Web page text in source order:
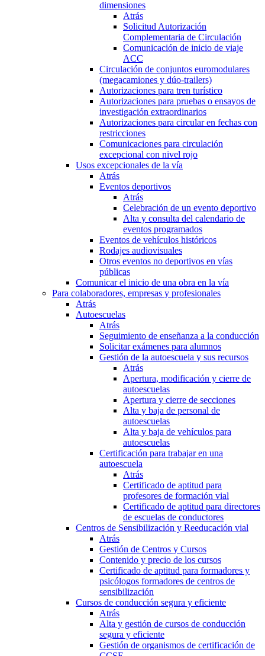
dimensiones
Atrás
Solicitud Autorización
Complementaria de Circulación
Comunicación de inicio de viaje
ACC
Circulación de conjuntos euromodulares
(megacamiones y dúo-trailers)
Autorizaciones para tren turístico
Autorizaciones para pruebas o ensayos de
investigación extraordinarios
Autorizaciones para circular en fechas con
restricciones
Comunicaciones para circulación
excepcional con nivel rojo
Usos excepcionales de la vía
Atrás
Eventos deportivos
Atrás
Celebración de un evento deportivo
Alta y consulta del calendario de
eventos programados
Eventos de vehículos históricos
Rodajes audiovisuales
Otros eventos no deportivos en vías
públicas
Comunicar el inicio de una obra en la vía
Para colaboradores, empresas y profesionales
Atrás
Autoescuelas
Atrás
Seguimiento de enseñanza a la conducción
Solicitar exámenes para alumnos
Gestión de la autoescuela y sus recursos
Atrás
Apertura, modificación y cierre de
autoescuelas
Apertura y cierre de secciones
Alta y baja de personal de
autoescuelas
Alta y baja de vehículos para
autoescuelas
Certificación para trabajar en una
autoescuela
Atrás
Certificado de aptitud para
profesores de formación vial
Certificado de aptitud para directores
de escuelas de conductores
Centros de Sensibilización y Reeducación vial
Atrás
Gestión de Centros y Cursos
Contenido y precio de los cursos
Certificado de aptitud para formadores y
psicólogos formadores de centros de
sensibilización
Cursos de conducción segura y eficiente
Atrás
Alta y gestión de cursos de conducción
segura y eficiente
Gestión de organismos de certificación de